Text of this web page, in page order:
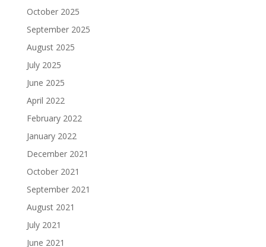
October 2025
September 2025
August 2025
July 2025
June 2025
April 2022
February 2022
January 2022
December 2021
October 2021
September 2021
August 2021
July 2021
June 2021